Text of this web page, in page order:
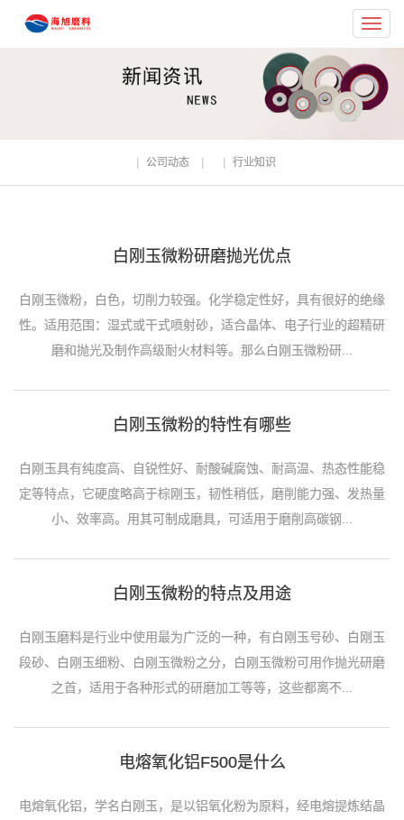
公司动态 行业知识
白刚玉微粉研磨抛光优点
白刚玉微粉，白色，切削力较强。化学稳定性好，具有很好的绝缘
性。适用范围：湿式或干式喷射砂，适合晶体、电子行业的超精研
磨和抛光及制作高级耐火材料等。那么白刚玉微粉研...
白刚玉微粉的特性有哪些
白刚玉具有纯度高、自锐性好、耐酸碱腐蚀、耐高温、热态性能稳
定等特点，它硬度略高于棕刚玉，韧性稍低，磨削能力强、发热量
小、效率高。用其可制成磨具，可适用于磨削高碳钢...
白刚玉微粉的特点及用途
白刚玉磨料是行业中使用最为广泛的一种，有白刚玉号砂、白刚玉
段砂、白刚玉细粉、白刚玉微粉之分，白刚玉微粉可用作抛光研磨
之首，适用于各种形式的研磨加工等等，这些都离不...
电熔氧化铝F500是什么
电熔氧化铝，学名白刚玉，是以铝氧化粉为原料，经电熔提炼结晶